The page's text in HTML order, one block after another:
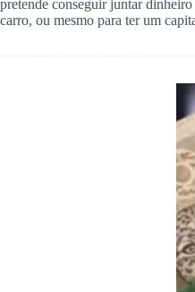
pretende conseguir juntar
carro, ou mesmo para ter um